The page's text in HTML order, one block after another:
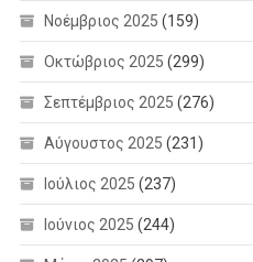
Νοέμβριος 2025 (159)
Οκτώβριος 2025 (299)
Σεπτέμβριος 2025 (276)
Αύγουστος 2025 (231)
Ιούλιος 2025 (237)
Ιούνιος 2025 (244)